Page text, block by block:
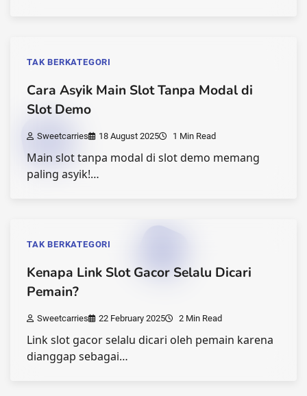
TAK BERKATEGORI
Cara Asyik Main Slot Tanpa Modal di
Slot Demo
Sweetcarries 18 August 2025 1 Min Read
Main slot tanpa modal di slot demo memang
paling asyik!…
TAK BERKATEGORI
Kenapa Link Slot Gacor Selalu Dicari
Pemain?
Sweetcarries 22 February 2025 2 Min Read
Link slot gacor selalu dicari oleh pemain karena
dianggap sebagai…